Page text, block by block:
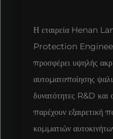
Η εταιρεία Henan
Protection
προσφέρει υψηλής
αυτοματοποίησης
δυνατότητες R&D και
παρέχουν εξαιρετική
κομματιών